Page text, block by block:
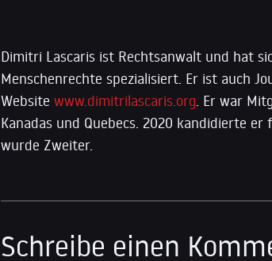
Dimitri Lascaris ist Rechtsanwalt und hat
Menschenrechte spezialisiert. Er ist auch
Websitewww.dimitrilascaris.org. Er war
Kanadas und Quebecs. 2020 kandidierte
wurde Zweiter.
Schreibe einen